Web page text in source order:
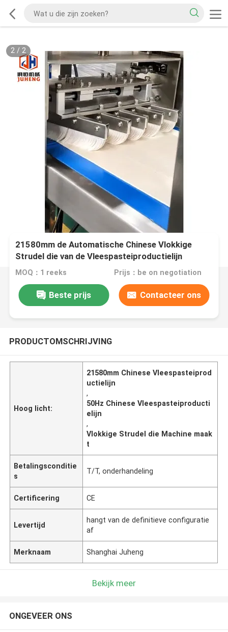
2/ 2
21580mm de Automatische Chinese Vlokkige
Strudel die van de Vleespasteiproductielijn
Machine maakt
MOQ：1 reeks Prijs：be on negotiation
Beste prijs Contacteer ons
PRODUCTOMSCHRIJVING
Hoog licht:
21580mm Chinese Vleespasteiprod
uctielijn
,
50Hz Chinese Vleespasteiproducti
elijn
,
Vlokkige Strudel die Machine maak
t
Betalingsconditie
s
T/T, onderhandeling
Certificering CE
Levertijd
hangt van de definitieve configuratie
af
Merknaam Shanghai Juheng
Bekijk meer
ONGEVEER ONS